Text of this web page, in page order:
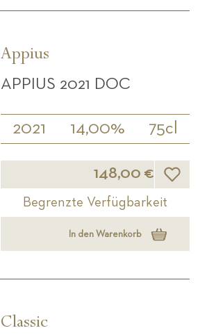
Appius
APPIUS 2021 DOC
2021 14,00% 75cl
148,00 €
Begrenzte Verfügbarkeit
In den Warenkorb
Classic